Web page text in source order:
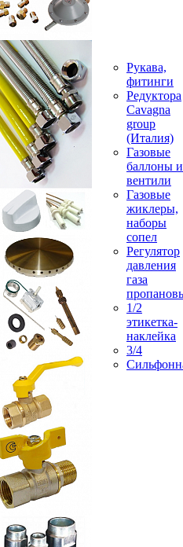
Рукава,
фитинги
Редуктора
Cavagna
group
(Италия)
Газовые
баллоны и
вентили
Газовые
жиклеры,
наборы
сопел
Регулятор
давления
газа
1/2
этикетка-
наклейка
3/4